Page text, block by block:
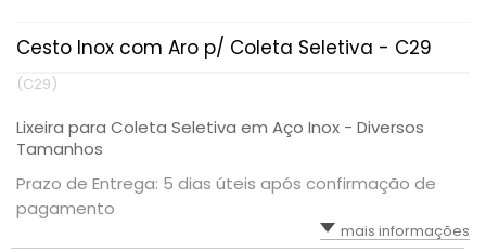
Cesto Inox com Aro p/ Coleta Seletiva - C29
(C29)
Lixeira para Coleta Seletiva em Aço Inox - Diversos
Tamanhos
Prazo de Entrega: 5 dias úteis após confirmação de
pagamento
mais informações